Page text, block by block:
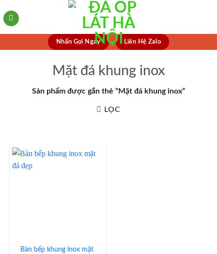
to
Nhấn Gọi Ngay Liên Hệ Zalo
Mặt đá khung inox
Sản phẩm được gắn thẻ “Mặt đá khung inox”
LỌC
Bàn bếp khung inox mặt